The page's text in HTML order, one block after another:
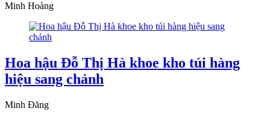
Minh Hoàng
Hoa hậu Đỗ Thị Hà khoe kho túi hàng
hiệu sang chảnh
Minh Đăng